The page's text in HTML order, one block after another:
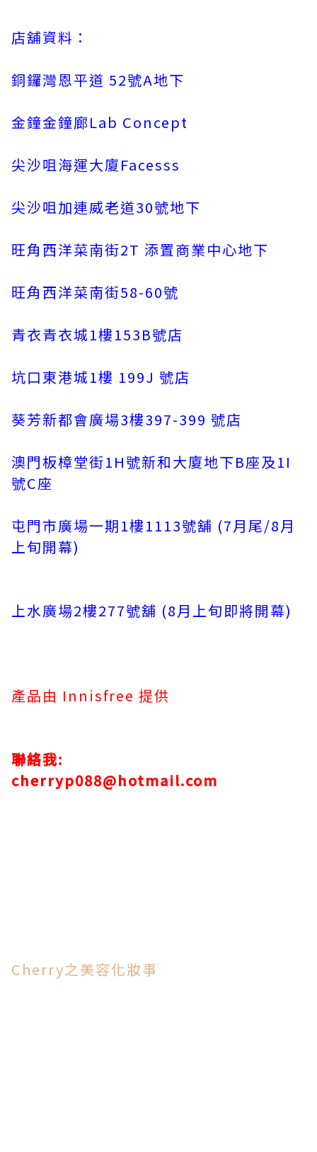
店舖資料：
銅鑼灣恩平道 52號A地下
金鐘金鐘廊Lab Concept
尖沙咀海運大廈Facesss
尖沙咀加連威老道30號地下
旺角西洋菜南街2T 添置商業中心地下
旺角西洋菜南街58-60號
青衣青衣城1樓153B號店
坑口東港城1樓 199J 號店
葵芳新都會廣場3樓397-399 號店
澳門板樟堂街1H號新和大廈地下B座及1I
號C座
屯門市廣場一期1樓1113號舖 (7月尾/8月
上旬開幕)
上水廣場2樓277號舖 (8月上旬即將開幕)
產品由 Innisfree 提供
聯絡我:
cherryp088@hotmail.com
Cherry之美容化妝事